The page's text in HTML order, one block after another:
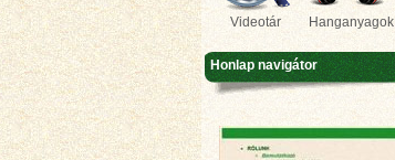
Videotár Hanganyagok
Honlap navigátor